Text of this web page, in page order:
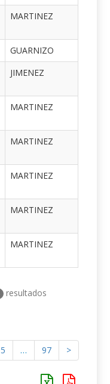
MARTINEZ
GUARNIZO
JIMENEZ
MARTINEZ
MARTINEZ
MARTINEZ
MARTINEZ
MARTINEZ
resultados
5 … 97 >